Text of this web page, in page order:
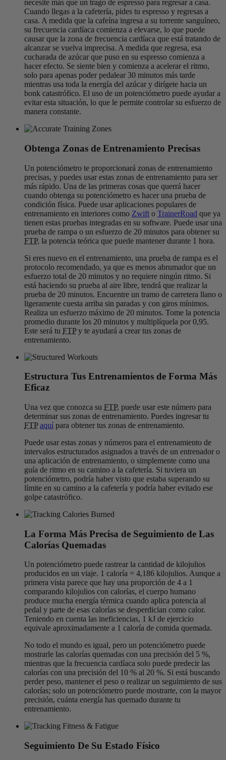
necesite más que un trago de espresso para regresar a casa.
Cuando llegas a la cafetería, pides tu espresso y regresas a
casa. A medida que la cafeína ingresa a su torrente sanguíneo,
su frecuencia cardíaca comienza a elevarse, lo que puede
causar que la zona de frecuencia cardíaca que está tratando de
alcanzar se vuelva imprecisa. A medida que regresa, esa
cucharada de azúcar que puso en su espresso comienza a
hacer efecto. Se siente bien y comienza a acelerar el ritmo,
solo para apenas poder pedalear 30 minutos más tarde
mientras usa toda la energía del azúcar y dirígete hacia un
bonk catastrófico. El uso de un potenciómetro puede ayudar a
evitar esta situación, lo que le permite controlar su esfuerzo de
manera constante.
Obtenga Zonas de Entrenamiento Precisas
Un potenciómetro te proporcionará zonas de entrenamiento
precisas, y puedes usar estas zonas de entrenamiento para ser
más rápido. Una de las primeras cosas que querrá hacer
cuando obtenga su potenciómetro es hacer una prueba de
condición física. Puede usar aplicaciones populares de
entrenamiento en interiores como Zwift o TrainerRoad que ya
tienen estas pruebas integradas en su software. Puede usar una
prueba de rampa o un esfuerzo de 20 minutos para obtener su
FTP, la potencia teórica que puede mantener durante 1 hora.
Si eres nuevo en el entrenamiento, una prueba de rampa es el
protocolo recomendado, ya que es menos abrumador que un
esfuerzo total de 20 minutos y no requiere ningún ritmo. Si
está haciendo su prueba al aire libre, tendrá que realizar la
prueba de 20 minutos. Encuentre un tramo de carretera llano o
ligeramente cuesta arriba sin paradas y con giros mínimos.
Realiza un esfuerzo máximo de 20 minutos. Tome la potencia
promedio durante los 20 minutos y multiplíquela por 0,95.
Este será tu FTP y te ayudará a crear tus zonas de
entrenamiento.
Estructura Tus Entrenamientos de Forma Más
Eficaz
Una vez que conozca su FTP, puede usar este número para
determinar sus zonas de entrenamiento. Puedes ingresar tu
FTP aquí para obtener tus zonas de entrenamiento.
Puede usar estas zonas y números para el entrenamiento de
intervalos estructurados asignados a través de un entrenador o
una aplicación de entrenamiento, o simplemente como una
guía de ritmo en su camino a la cafetería. Si tuviera un
potenciómetro, podría haber visto que estaba superando su
límite en su camino a la cafetería y podría haber evitado ese
golpe catastrófico.
La Forma Más Precisa de Seguimiento de Las
Calorías Quemadas
Un potenciómetro puede rastrear la cantidad de kilojulios
producidos en un viaje. 1 caloría = 4,186 kilojulios. Aunque a
primera vista parece que hay una proporción de 4 a 1
comparando kilojulios con calorías, el cuerpo humano
produce mucha energía térmica cuando aplica potencia al
pedal y parte de esas calorías se desperdician como calor.
Teniendo en cuenta las ineficiencias, 1 kJ de ejercicio
equivale aproximadamente a 1 caloría de comida quemada.
No todo el mundo es igual, pero un potenciómetro puede
mostrarle las calorías quemadas con una precisión del 5 %,
mientras que la frecuencia cardíaca solo puede predecir las
calorías con una precisión del 10 % al 20 %. Si está buscando
perder peso, mantener el peso o realizar un seguimiento de sus
calorías; solo un potenciómetro puede mostrarte, con la mayor
precisión, cuánta energía has quemado durante tu
entrenamiento.
Seguimiento De Su Estado Físico